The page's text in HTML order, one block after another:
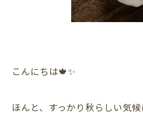
こんにちは🍁✨
ほんと、すっかり秋らしい気